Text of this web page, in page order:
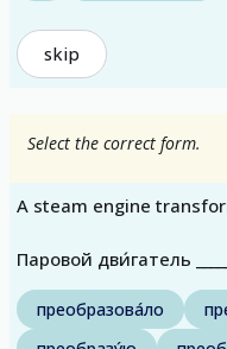
skip
Select the correct form.
A steam engine
Паровой дви́гатель
преобразова́ло